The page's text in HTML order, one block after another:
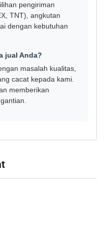
pengiriman
TNT), angkutan
dengan kebutuhan
jual Anda?
masalah kualitas,
cacat kepada kami.
memberikan